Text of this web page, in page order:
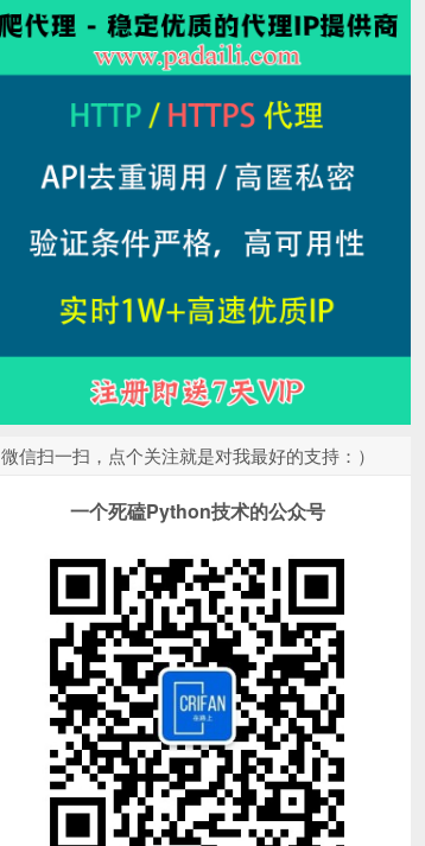
微信扫一扫，点个关注就是对我最好的支持：）
一个死磕Python技术的公众号